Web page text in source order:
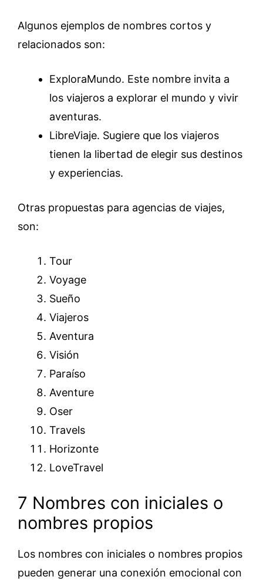
Algunos ejemplos de nombres cortos y
relacionados son:
ExploraMundo. Este nombre invita a
los viajeros a explorar el mundo y vivir
aventuras.
LibreViaje. Sugiere que los viajeros
tienen la libertad de elegir sus destinos
y experiencias.
Otras propuestas para agencias de viajes,
son:
Tour
Voyage
Sueño
Viajeros
Aventura
Visión
Paraíso
Aventure
Oser
Travels
Horizonte
LoveTravel
7 Nombres con iniciales o
nombres propios
Los nombres con iniciales o nombres propios
pueden generar una conexión emocional con